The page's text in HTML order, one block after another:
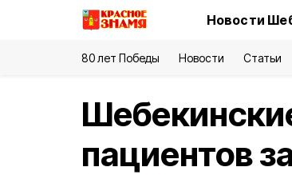
Новости
80 лет Победы Новости Статьи
пациентов